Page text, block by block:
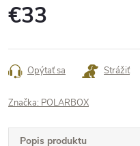
€33
cena:
Opýtať sa Strážiť
Značka: POLARBOX
Popis produktu